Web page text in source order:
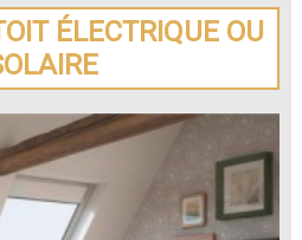
ÉLECTRIQUE OU